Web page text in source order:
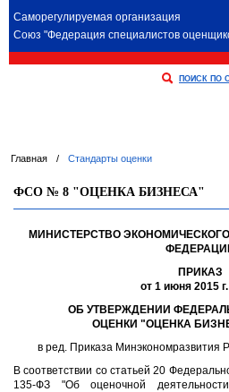
Саморегулируемая организация
Союз "Федерация специалистов
ПОИСК ПО
Главная / Стандарты оценки
ФСО № 8 "ОЦЕНКА БИЗНЕСА"
МИНИСТЕРСТВО
ПРИКАЗ
от 1 июня 2015
ОБ УТВЕРЖДЕНИИ
ОЦЕНКИ "ОЦЕНКА
в ред. Приказа Минэкономразвития
В соответствии со статьей 20
135-ФЗ "Об оценочной